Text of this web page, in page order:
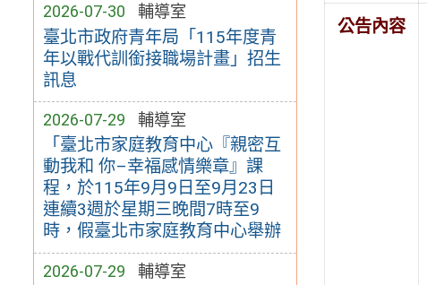
2026-07-30 輔導室
臺北市政府青年局「115年度青
年以戰代訓銜接職場計畫」招生
訊息
2026-07-29 輔導室
「臺北市家庭教育中心『親密互
動我和 你–幸福感情樂章』課
程，於115年9月9日至9月23日
連續3週於星期三晚間7時至9
時，假臺北市家庭教育中心舉辦
2026-07-29 輔導室
公告內容